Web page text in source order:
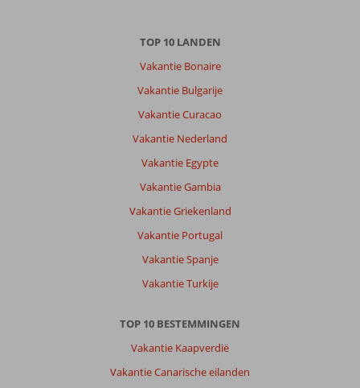
TOP 10 LANDEN
Vakantie Bonaire
Vakantie Bulgarije
Vakantie Curacao
Vakantie Nederland
Vakantie Egypte
Vakantie Gambia
Vakantie Griekenland
Vakantie Portugal
Vakantie Spanje
Vakantie Turkije
TOP 10 BESTEMMINGEN
Vakantie Kaapverdië
Vakantie Canarische eilanden